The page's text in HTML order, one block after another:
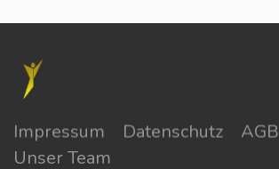
Impressum Datenschutz AGB
Unser Team